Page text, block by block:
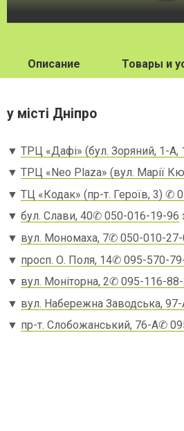
Описание Товары и
у місті Дніпро
▼ ТРЦ «Дафі» (бул. Зоряний, 1-А,
▼ ТРЦ «Neo Plaza» (вул. Марії
▼ ТЦ «Кодак» (пр-т. Героїв, 3) ✆
▼ бул. Слави, 40✆ 050-016-19-96
▼ вул. Мономаха, 7✆ 050-010-27-
▼ просп. О. Поля, 14✆ 095-570-
▼ вул. Моніторна, 2✆ 095-116-88-
▼ вул. Набережна Заводська,
▼ пр-т. Слобожанський, 76-А✆